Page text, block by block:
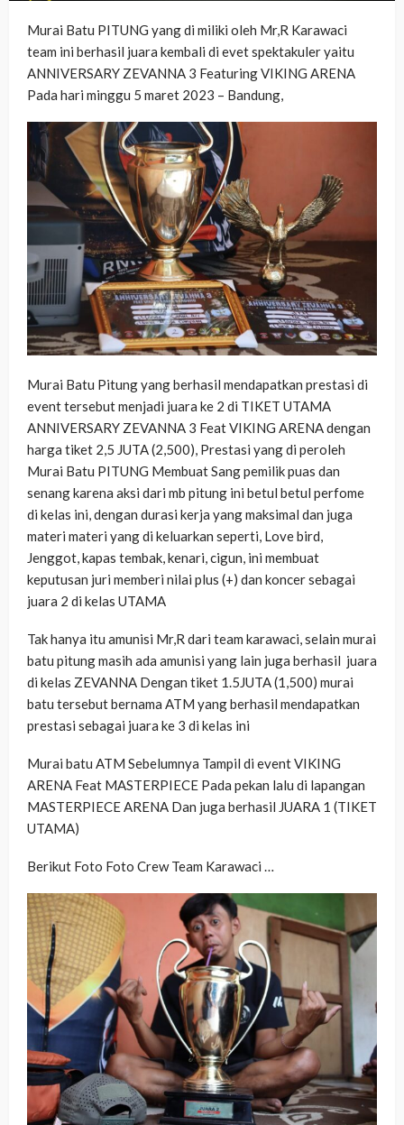
Murai Batu PITUNG yang di miliki oleh Mr,R Karawaci
team ini berhasil juara kembali di evet spektakuler yaitu
ANNIVERSARY ZEVANNA 3 Featuring VIKING ARENA
Pada hari minggu 5 maret 2023 – Bandung,
Murai Batu Pitung yang berhasil mendapatkan prestasi di
event tersebut menjadi juara ke 2 di TIKET UTAMA
ANNIVERSARY ZEVANNA 3 Feat VIKING ARENA dengan
harga tiket 2,5 JUTA (2,500), Prestasi yang di peroleh
Murai Batu PITUNG Membuat Sang pemilik puas dan
senang karena aksi dari mb pitung ini betul betul perfome
di kelas ini, dengan durasi kerja yang maksimal dan juga
materi materi yang di keluarkan seperti, Love bird,
Jenggot, kapas tembak, kenari, cigun, ini membuat
keputusan juri memberi nilai plus (+) dan koncer sebagai
juara 2 di kelas UTAMA
Tak hanya itu amunisi Mr,R dari team karawaci, selain murai
batu pitung masih ada amunisi yang lain juga berhasil juara
di kelas ZEVANNA Dengan tiket 1.5JUTA (1,500) murai
batu tersebut bernama ATM yang berhasil mendapatkan
prestasi sebagai juara ke 3 di kelas ini
Murai batu ATM Sebelumnya Tampil di event VIKING
ARENA Feat MASTERPIECE Pada pekan lalu di lapangan
MASTERPIECE ARENA Dan juga berhasil JUARA 1 (TIKET
UTAMA)
Berikut Foto Foto Crew Team Karawaci …